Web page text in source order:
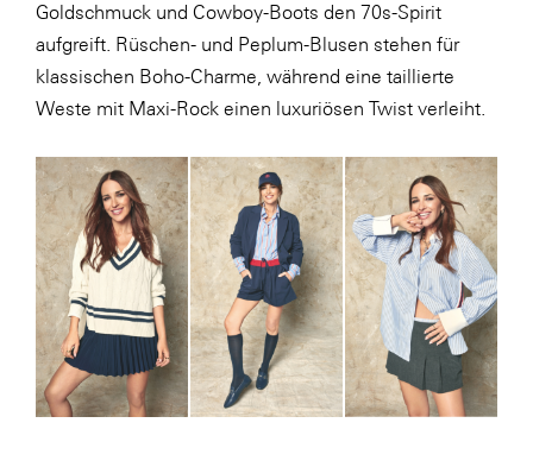
WK UBIT
Zühlke
Media
Goldschmuck und Cowboy-Boots den 70s-Spirit
aufgreift. Rüschen- und Peplum-Blusen stehen für
klassischen Boho-Charme, während eine taillierte
Weste mit Maxi-Rock einen luxuriösen Twist verleiht.